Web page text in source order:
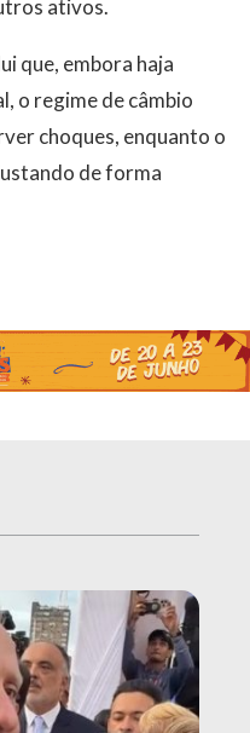
ativos.
que, embora haja
o regime de câmbio
choques, enquanto o
de forma